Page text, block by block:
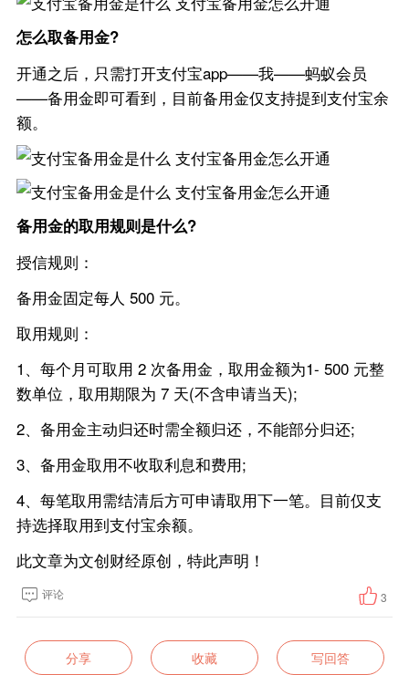
怎么取备用金?
开通之后，只需打开支付宝app——我——蚂蚁会员
——备用金即可看到，目前备用金仅支持提到支付宝余
额。
备用金的取用规则是什么?
授信规则：
备用金固定每人 500 元。
取用规则：
1、每个月可取用 2 次备用金，取用金额为1- 500 元整
数单位，取用期限为 7 天(不含申请当天);
2、备用金主动归还时需全额归还，不能部分归还;
3、备用金取用不收取利息和费用;
4、每笔取用需结清后方可申请取用下一笔。目前仅支
持选择取用到支付宝余额。
此文章为文创财经原创，特此声明！
评论 3
分享 收藏 写回答